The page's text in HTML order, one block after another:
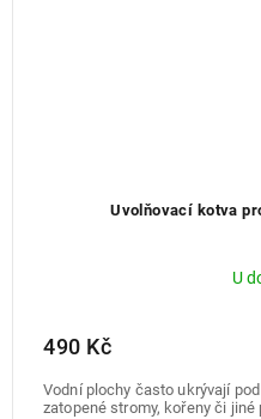
Uvolňovací kotva
U
490 Kč
Vodní plochy často ukrývají
zatopené stromy, kořeny či jiné